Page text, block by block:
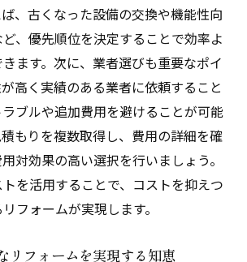
、古くなった設備の交換や機能性向
、優先順位を決定することで効率よ
ます。次に、業者選びも重要なポイ
高く実績のある業者に依頼すること
ブルや追加費用を避けることが可能
もりを複数取得し、費用の詳細を確
対効果の高い選択を行いましょう。
を活用することで、コストを抑えつ
フォームが実現します。
リフォームを実現する知恵